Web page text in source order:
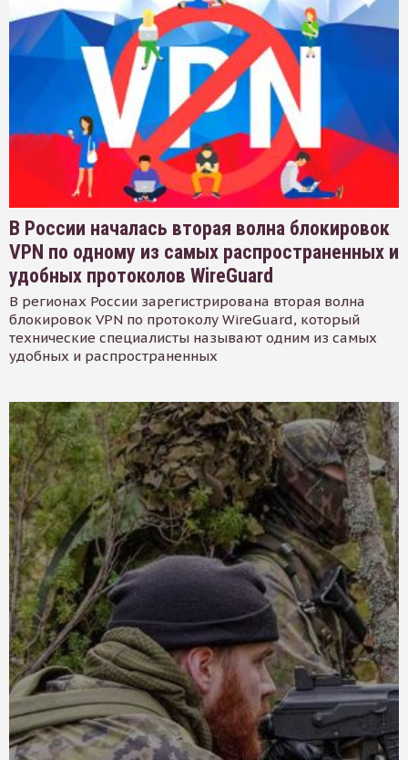
В России началась вторая волна блокировок
VPN по одному из самых распространенных и
удобных протоколов WireGuard
В регионах России зарегистрирована вторая волна
блокировок VPN по протоколу WireGuard, который
технические специалисты называют одним из самых
удобных и распространенных